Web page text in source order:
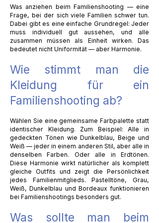
Was anziehen beim Familienshooting — eine
Frage, bei der sich viele Familien schwer tun.
Dabei gibt es eine einfache Grundregel: Jeder
muss individuell gut aussehen, und alle
zusammen müssen als Einheit wirken. Das
bedeutet nicht Uniformität — aber Harmonie.
Wie stimmt man die
Kleidung für ein
Familienshooting ab?
Wählen Sie eine gemeinsame Farbpalette statt
identischer Kleidung. Zum Beispiel: Alle in
gedeckten Tönen wie Dunkelblau, Beige und
Weiß — jeder in einem anderen Stil, aber alle in
denselben Farben. Oder alle in Erdtönen.
Diese Harmonie wirkt natürlicher als komplett
gleiche Outfits und zeigt die Persönlichkeit
jedes Familienmitglieds. Pastelltöne, Grau,
Weiß, Dunkelblau und Bordeaux funktionieren
bei Familienshootings besonders gut.
Was sollte man beim